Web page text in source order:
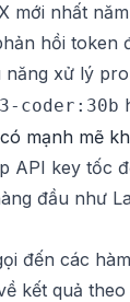
mới nhất
hồi
xử lý
coder:30b
mạnh mẽ
API key
đầu như
đến các
kết quả